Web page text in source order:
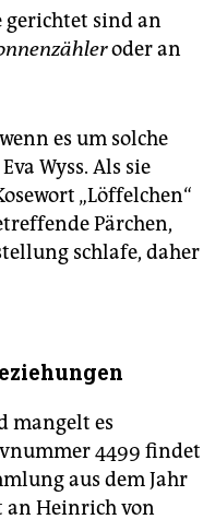
gerichtet sind an
oder an
es um solche
Wyss. Als sie
„Löffelchen“
Pärchen,
schlafe, daher
mangelt es
4499 findet
aus dem Jahr
an Heinrich von